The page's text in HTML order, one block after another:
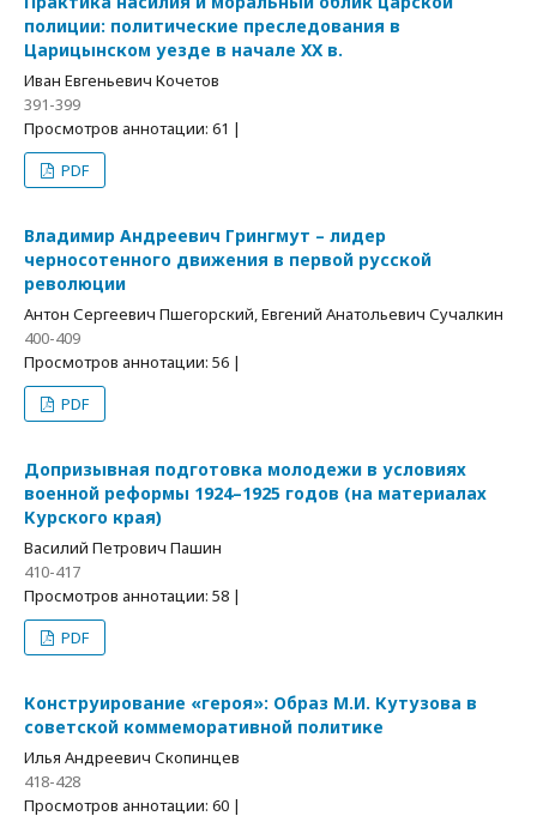
полиции: политические преследования в
Царицынском уезде в начале XX в.
Иван Евгеньевич Кочетов
391-399
Просмотров аннотации: 61 |
PDF
Владимир Андреевич Грингмут – лидер
черносотенного движения в первой русской
революции
Антон Сергеевич Пшегорский, Евгений Анатольевич Сучалкин
400-409
Просмотров аннотации: 56 |
PDF
Допризывная подготовка молодежи в условиях
военной реформы 1924–1925 годов (на материалах
Курского края)
Василий Петрович Пашин
410-417
Просмотров аннотации: 58 |
PDF
Конструирование «героя»: Образ М.И. Кутузова в
советской коммеморативной политике
Илья Андреевич Скопинцев
418-428
Просмотров аннотации: 60 |